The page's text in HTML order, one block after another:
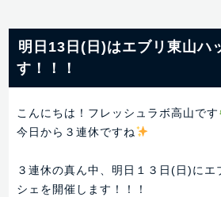
明日13日(日)はエブリ東山ハ
す！！！
こんにちは！フレッシュラボ高山です
今日から３連休ですね
３連休の真ん中、明日１３日(日)にエ
シェを開催します！！！